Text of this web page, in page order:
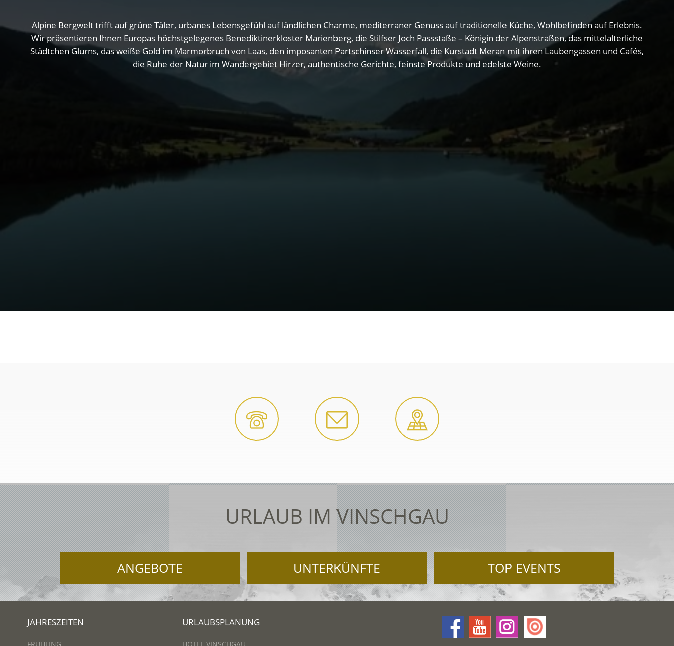
Alpine Bergwelt trifft auf grüne Täler, urbanes Lebensgefühl auf ländlichen Charme, mediterraner Genuss auf traditionelle Küche, Wohlbefinden auf Erlebnis.
Wir präsentieren Ihnen Europas höchstgelegenes Benediktinerkloster Marienberg, die Stilfser Joch Passstaße – Königin der Alpenstraßen, das mittelalterliche
Städtchen Glurns, das weiße Gold im Marmorbruch von Laas, den imposanten Partschinser Wasserfall, die Kurstadt Meran mit ihren Laubengassen und Cafés,
die Ruhe der Natur im Wandergebiet Hirzer, authentische Gerichte, feinste Produkte und edelste Weine.
URLAUB IM VINSCHGAU
ANGEBOTE UNTERKÜNFTE TOP EVENTS
JAHRESZEITEN URLAUBSPLANUNG